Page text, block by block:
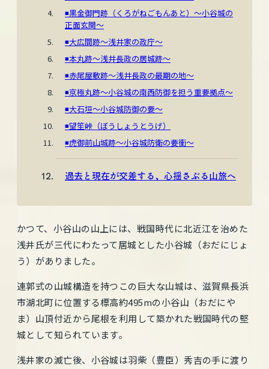
◾️黒金御門跡（くろがねごもんあと）〜小谷城の
正面玄関〜
◾️大広間跡〜浅井家の政庁〜
◾️本丸跡〜浅井長政の居城跡〜
◾️赤尾屋敷跡〜浅井長政の最期の地〜
◾️京極丸跡〜小谷城の南西防御を担う重要拠点〜
◾️大石垣〜小谷城防御の要〜
◾️望笙峠（ぼうしょうとうげ）
◾️虎御前山城跡〜小谷城防衛の要衝〜
過去と現在が交差する、心揺さぶる山旅へ
かつて、小谷山の山上には、戦国時代に北近江を治めた
浅井氏が三代にわたって居城とした小谷城（おだにじょ
う）がありました。
連郭式の山城構造を持つこの巨大な山城は、滋賀県長浜
市湖北町に位置する標高約495mの小谷山（おだにや
ま）山頂付近から尾根を利用して築かれた戦国時代の堅
城として知られています。
浅井家の滅亡後、小谷城は羽柴（豊臣）秀吉の手に渡り